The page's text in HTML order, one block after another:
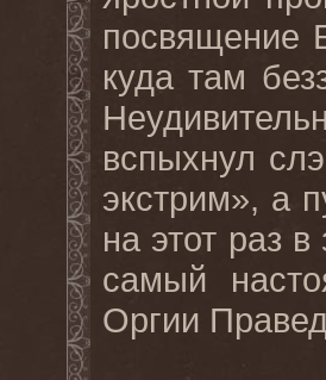
посвящение
куда там
вспыхнул
экстрим», а
на этот раз
самый
Оргии